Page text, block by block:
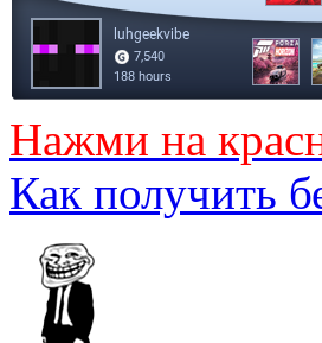
Нажми на
Как получить